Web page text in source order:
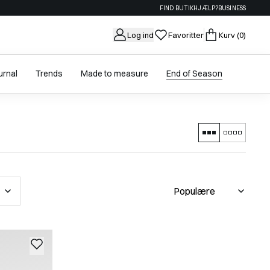
FIND BUTIKHJÆLP?BUSINESS
Log ind Favoritter Kurv(0)
Trends Made to measure End of Season